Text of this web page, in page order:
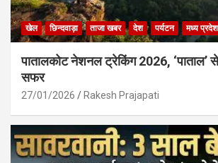
खेल छिन्दवाड़ा ताजा खबर देश पर्यटन मध्य प्रदेश
पातालकोट नेशनल ट्रेकिंग 2026, ‘पाताल’
सफर
27/01/2026 Rakesh Prajapati